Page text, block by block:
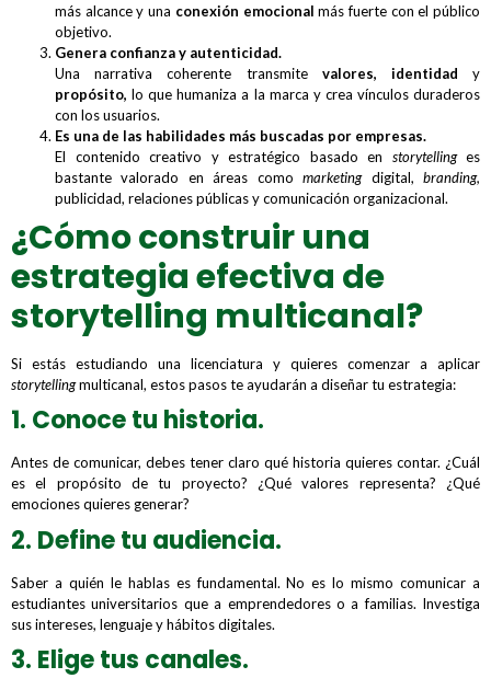
más alcance y una conexión emocional más fuerte con el público
objetivo.
Genera confianza y autenticidad.
Una narrativa coherente transmite valores, identidad y
propósito, lo que humaniza a la marca y crea vínculos duraderos
con los usuarios.
Es una de las habilidades más buscadas por empresas.
El contenido creativo y estratégico basado en storytellinges
bastante valorado en áreas comomarketingdigital,branding,
publicidad, relaciones públicas y comunicación organizacional.
¿Cómo construir una
estrategia efectiva de
storytelling multicanal?
Si estás estudiando una licenciatura y quieres comenzar a aplicar
storytellingmulticanal, estos pasos te ayudarán a diseñar tu estrategia:
1. Conoce tu historia.
Antes de comunicar, debes tener claro qué historia quieres contar. ¿Cuál
es el propósito de tu proyecto? ¿Qué valores representa? ¿Qué
emociones quieres generar?
2. Define tu audiencia.
Saber a quién le hablas es fundamental. No es lo mismo comunicar a
estudiantes universitarios que a emprendedores o a familias. Investiga
sus intereses, lenguaje y hábitos digitales.
3. Elige tus canales.